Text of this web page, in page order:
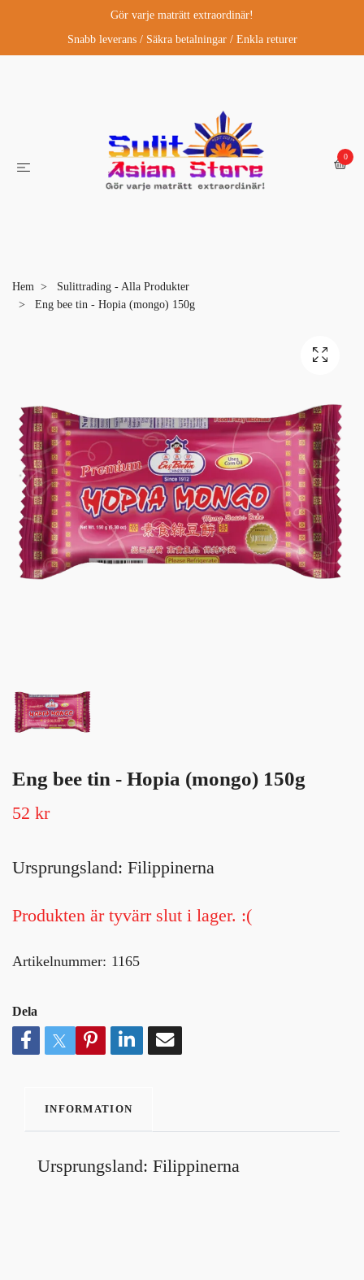
Gör varje maträtt extraordinär!
Snabb leverans / Säkra betalningar / Enkla returer
0
Hem
Sulittrading - Alla Produkter
Eng bee tin - Hopia (mongo) 150g
Eng bee tin - Hopia (mongo) 150g
52 kr
Ursprungsland: Filippinerna
Produkten är tyvärr slut i lager. :(
Artikelnummer: 1165
Dela
INFORMATION
Ursprungsland: Filippinerna